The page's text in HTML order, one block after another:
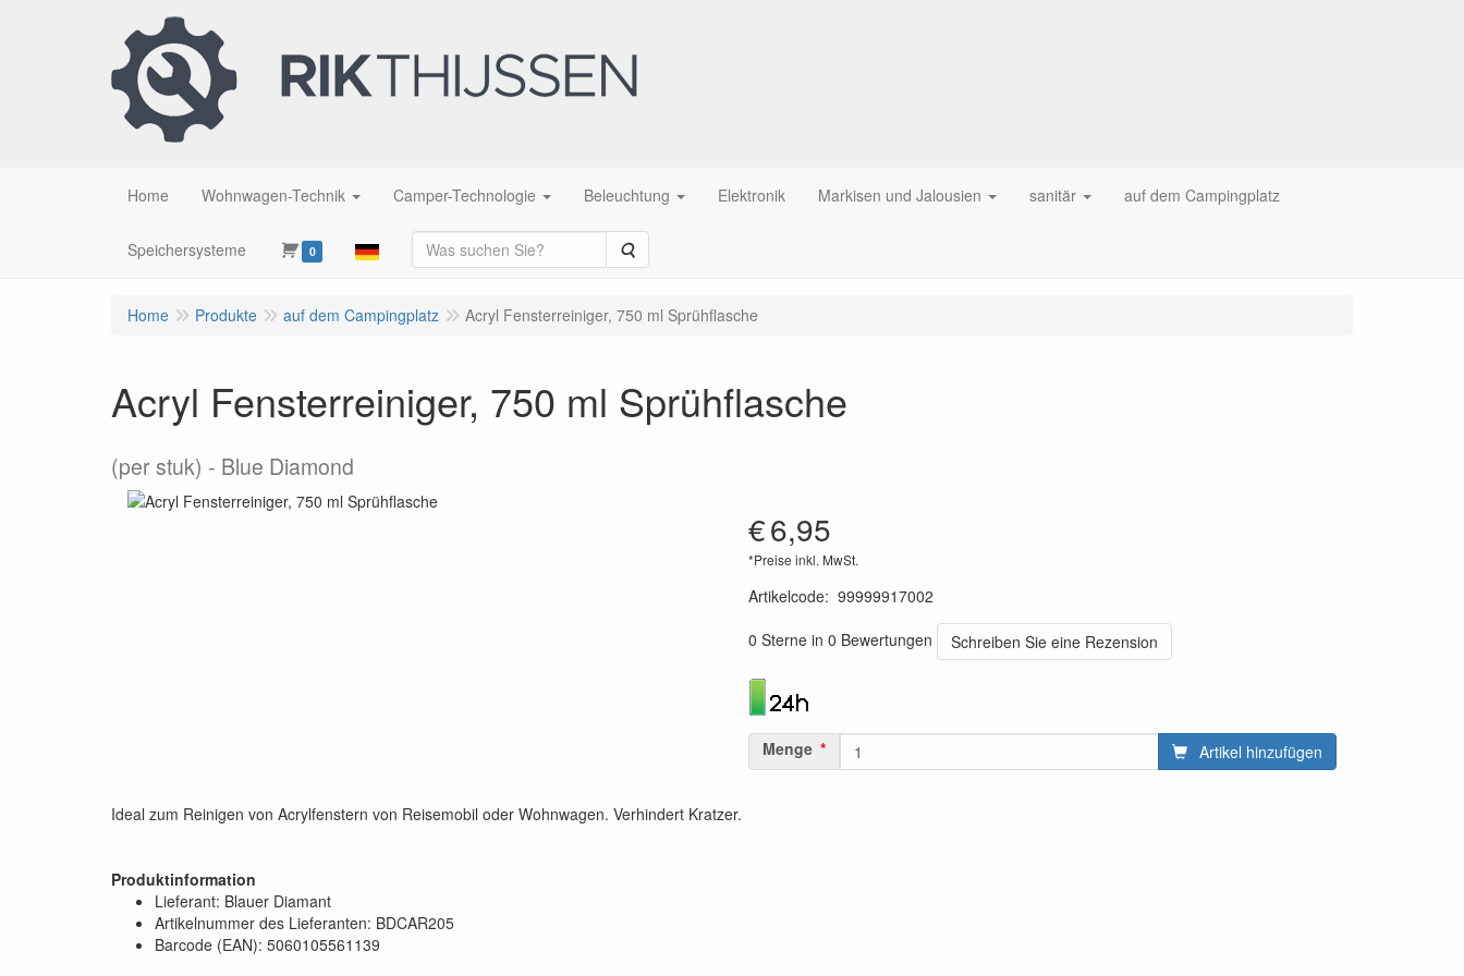
Home Wohnwagen-Technik Camper-Technologie Beleuchtung Elektronik Markisen und Jalousien sanitär auf dem Campingplatz
Speichersysteme 0 Suche
Home Produkte auf dem Campingplatz Acryl Fensterreiniger, 750 ml Sprühflasche
Acryl Fensterreiniger, 750 ml Sprühflasche
(per stuk) Blue Diamond
€6,95
*Preise inkl. MwSt.
Artikelcode: 99999917002
0 Sterne in 0 Bewertungen
Schreiben Sie eine Rezension
Menge Artikel hinzufügen
Ideal zum Reinigen von Acrylfenstern von Reisemobil oder Wohnwagen. Verhindert Kratzer.
Produktinformation
Lieferant: Blauer Diamant
Artikelnummer des Lieferanten: BDCAR205
Barcode (EAN): 5060105561139